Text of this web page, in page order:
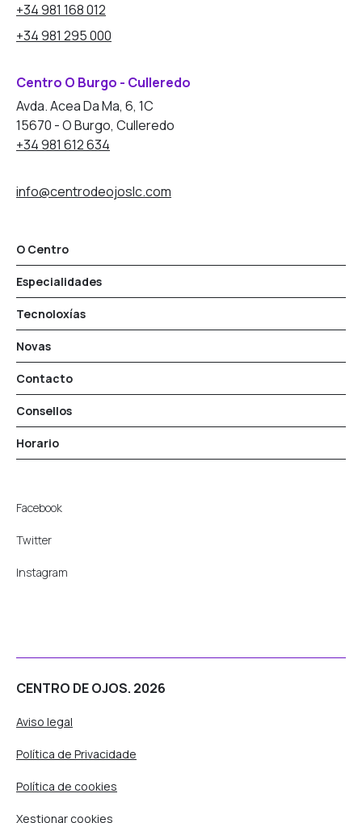
+34 981 168 012
+34 981 295 000
info@centrodeojoslc.com
Centro O Burgo - Culleredo
Avda. Acea Da Ma, 6, 1C
15670 - O Burgo, Culleredo
+34 981 612 634
O Centro
Especialidades
Tecnoloxías
Novas
Contacto
Consellos
Horario
Facebook
Twitter
Instagram
CENTRO DE OJOS. 2026
Aviso legal
Política de Privacidade
Política de cookies
Xestionar cookies